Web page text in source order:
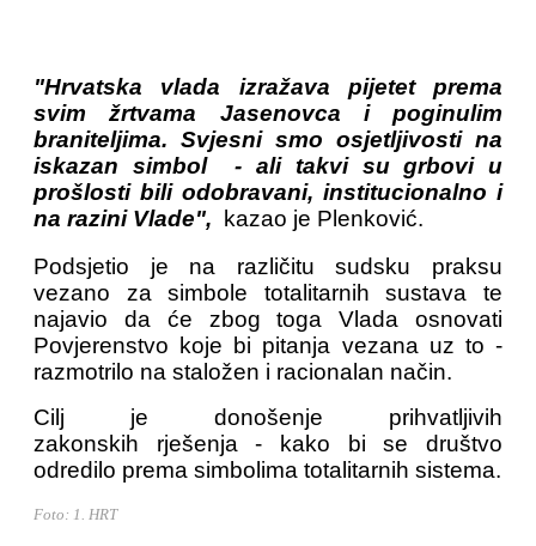
"Hrvatska vlada izražava pijetet prema
svim žrtvama Jasenovca i poginulim
braniteljima. Svjesni smo osjetljivosti na
iskazan simbol - ali takvi su grbovi u
prošlosti bili odobravani, institucionalno i
na razini Vlade",
kazao je Plenković.
Podsjetio je na različitu sudsku praksu
vezano za simbole totalitarnih sustava te
najavio da će zbog toga Vlada osnovati
Povjerenstvo koje bi pitanja vezana uz to -
razmotrilo na staložen i racionalan način.
Cilj je donošenje prihvatljivih
zakonskih rješenja - kako bi se društvo
odredilo prema simbolima totalitarnih sistema.
Foto: 1. HRT